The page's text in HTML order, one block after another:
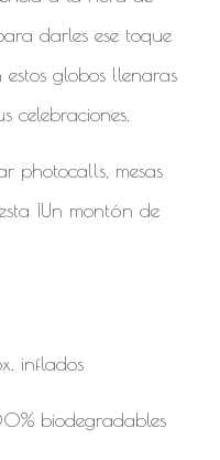
darles ese toque
globos llenaras
celebraciones.
photocalls, mesas
¡Un montón de
inflados
biodegradables